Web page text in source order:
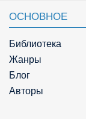
ОСНОВНОЕ
Библиотека
Жанры
Блог
Авторы